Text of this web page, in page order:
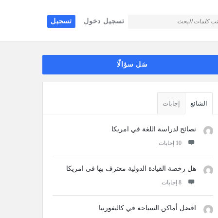
تسجيل دخول تسجيل
سَل سؤالًا
الشائع إجابات
نصائح لدراسة اللغة في امريكا
‫10 إجابات
هل رخصة القيادة الدولية معترف بها في امريكا
‫8 إجابات
افضل أماكن السياحة في كاليفورنيا